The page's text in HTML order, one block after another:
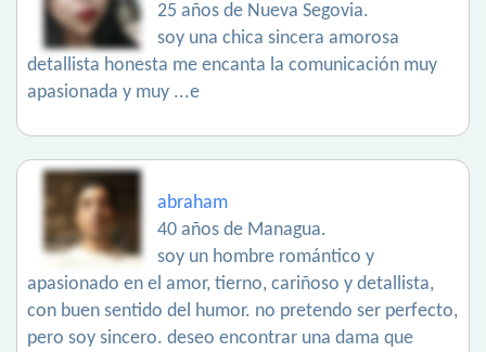
25 años de Nueva Segovia.
soy una chica sincera amorosa
detallista honesta me encanta la comunicación muy
apasionada y muy ...e
abraham
40 años de Managua.
soy un hombre romántico y
apasionado en el amor, tierno, cariñoso y detallista,
con buen sentido del humor. no pretendo ser perfecto,
pero soy sincero. deseo encontrar una dama que